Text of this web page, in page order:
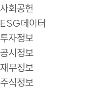
사회공헌
ESG데이터
투자정보
공시정보
재무정보
주식정보